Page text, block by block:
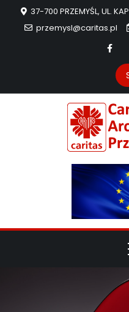
37-700 PRZEMYŚL, UL.
przemysl@caritas.pl